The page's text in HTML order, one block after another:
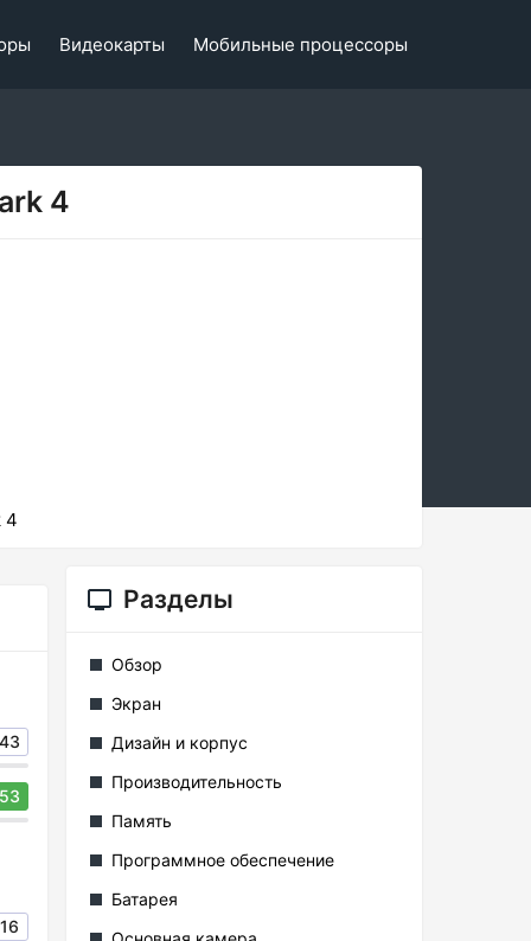
Видеокарты Мобильные процессоры
4
4
43
53
16
Разделы
Обзор
Экран
Дизайн и корпус
Производительность
Память
Программное обеспечение
Батарея